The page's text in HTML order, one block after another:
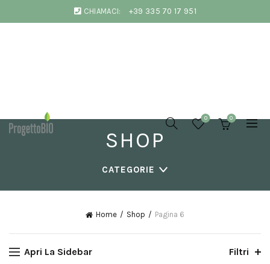
CHIAMACI: +39 335 70 17 951
0 0
SHOP
CATEGORIE
Home Shop Pagina 6
Apri La Sidebar Filtri